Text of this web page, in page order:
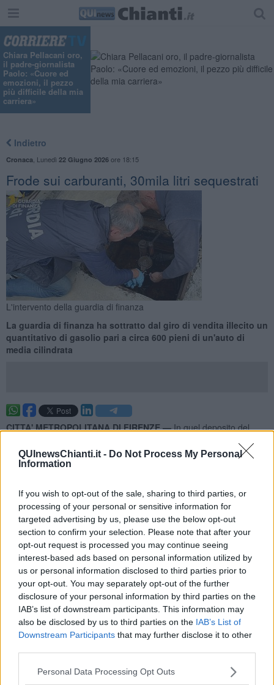
QUInewsChianti.it - Do Not Process My Personal
Information
If you wish to opt-out of the sale, sharing to third parties, or
processing of your personal or sensitive information for
targeted advertising by us, please use the below opt-out
section to confirm your selection. Please note that after your
opt-out request is processed you may continue seeing
interest-based ads based on personal information utilized by
us or personal information disclosed to third parties prior to
your opt-out. You may separately opt-out of the further
disclosure of your personal information by third parties on the
IAB’s list of downstream participants. This information may
also be disclosed by us to third parties on the IAB’s List of
Downstream Participants that may further disclose it to other
Personal Data Processing Opt Outs
Chiara Pellacani oro,
il padre-giornalista
Paolo: «Cuore ed
emozioni, il pezzo
più difficile della mia
carriera»
Indietro
Cronaca Lunedì 22 Giugno 2026ore 18:15
Frode sui carburanti, 30mila litri sequestrati
L'intervento della guardia di finanza
La guardia di finanza ha sottratto dal giro di vendita illecito un
quantitativo di gasolio pari a circa 600 pieni di un'auto di
media cilindrata
CITTA' METROPOLITANA DI FIRENZE —In quel deposito del
autotrazione o riscaldamento ottenuto miscelandogasolio
agricolo agevolato
A scoprire la frode è stata la guardia di finanza del comando
provinciale di Firenze, che ha finito colsequestrare oltre 30mila
litri di gasolio. Per avere un'idea è una quantità equivalente a
circa600 pieni di un’auto di media cilindrata.
La confisca verrà poi, ma intanto le Fiamme Gialle hanno potuto
"interrompere unarticolato sistema fraudolento nel settore dei
prodotti energetici", spiega una nota.
utilizzo improprio del gasolio agricolo- sottolineano i
finanzieri - non determina infatti soltanto un’evasione delle accise
e dell’Ivadovute, ma altera profondamente le regole del mercato.
Attraverso l’indebita riduzione del costo fiscale del prodotto, gli
autori della frode conseguono ingiustificati vantaggi economici,